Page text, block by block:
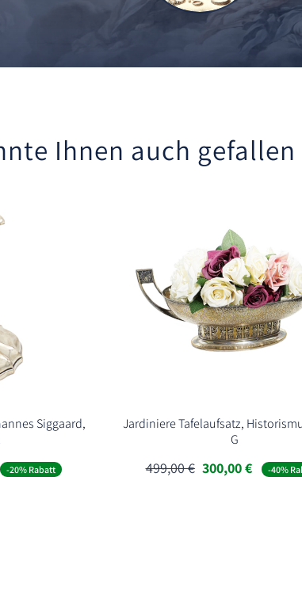
Ihnen auch gefallen
Siggaard,
-20% Rabatt
Jardiniere Tafelaufsatz,
G
499,00€ Ursprünglicher
Preis
300,00€
Preis
-40%